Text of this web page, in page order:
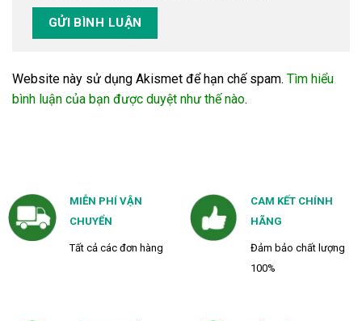
Website này sử dụng Akismet để hạn chế spam. Tìm hiểu
bình luận của bạn được duyệt như thế nào.
MIỄN PHÍ VẬN
CHUYỂN
Tất cả các đơn hàng
CAM KẾT CHÍNH
HÃNG
Đảm bảo chất lượng
100%